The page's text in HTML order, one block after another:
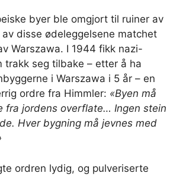
byer ble omgjort til ruiner av
av disse ødeleggelsene matchet
Warszawa. I 1944 fikk nazi-
trakk seg tilbake – etter å ha
i Warszawa i 5 år – en
ordre fra Himmler: «Byen må
fra jordens overflate… Ingen stein
Hver bygning må jevnes med
ordren lydig, og pulveriserte